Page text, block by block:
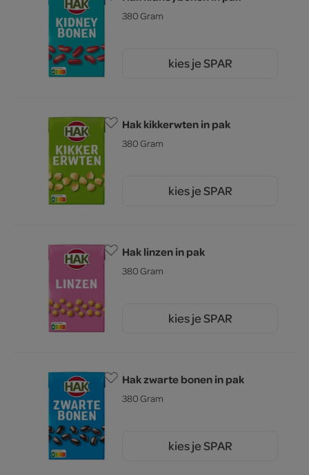
380 Gram
kies je SPAR
Hak kikkerwten in pak
380 Gram
kies je SPAR
Hak linzen in pak
380 Gram
kies je SPAR
Hak zwarte bonen in pak
380 Gram
kies je SPAR